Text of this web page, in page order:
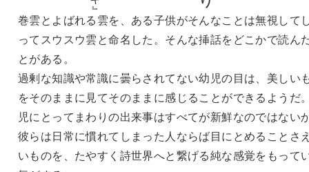
巻雲とよばれる雲を、ある子供がそんなことは無視して
ってスウスウ雲と命名した。そんな挿話をどこかで読ん
とがある。
過剰な知識や常識に曇らされてない幼児の目は、美しい
をそのままに見てそのままに感じることができるようだ
児にとってまわりの出来事はすべてが新鮮なのではない
彼らは日常に慣れてしまった人ならば目にとめることさ
いものを、たやすく詩世界へと繋げる純な感覚をもって